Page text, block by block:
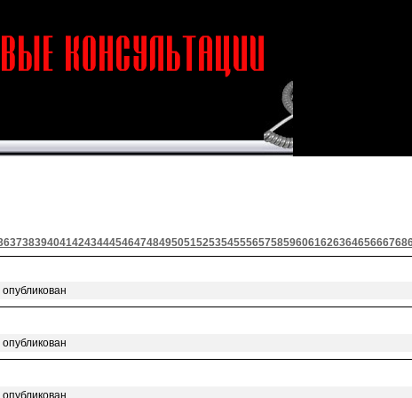
3738394041424344454647484950515253545556575859606162636465666768